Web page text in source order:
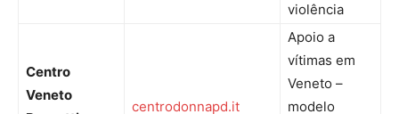
violência
Centro
Veneto
centrodonnapd.it
Apoio a
vítimas em
Veneto –
modelo